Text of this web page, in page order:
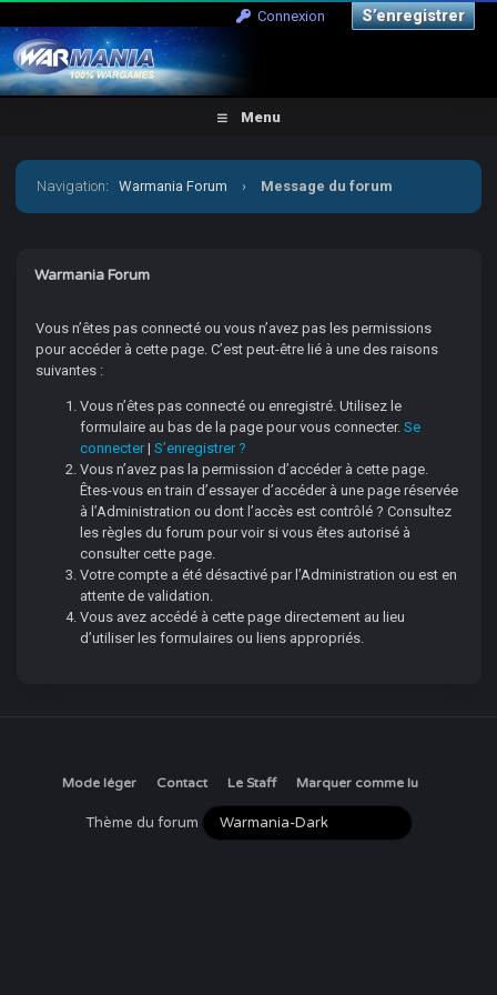
Connexion S’enregistrer
Menu
Navigation:Warmania Forum › Message du forum
Warmania Forum
Vous n’êtes pas connecté ou vous n’avez pas les permissions
pour accéder à cette page. C’est peut-être lié à une des raisons
suivantes :
Vous n’êtes pas connecté ou enregistré. Utilisez le
formulaire au bas de la page pour vous connecter.Se
connecter|S’enregistrer ?
Vous n’avez pas la permission d’accéder à cette page.
Êtes-vous en train d’essayer d’accéder à une page réservée
à l’Administration ou dont l’accès est contrôlé ? Consultez
les règles du forum pour voir si vous êtes autorisé à
consulter cette page.
Votre compte a été désactivé par l’Administration ou est en
attente de validation.
Vous avez accédé à cette page directement au lieu
d’utiliser les formulaires ou liens appropriés.
Mode léger Contact Le Staff Marquer comme lu
Thème du forum